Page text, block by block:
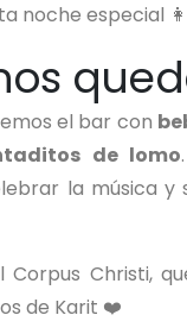
noche especial
el bar con
de lomo
la música y
Christi,
de Karit ❤️